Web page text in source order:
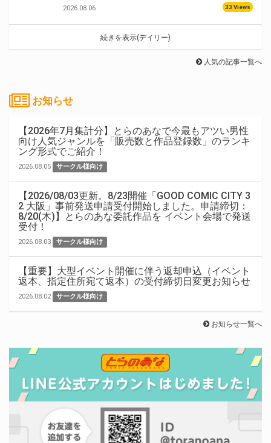
2026.08.06 33 Views
続きを表示(デイリー)
人気の記事一覧へ
お知らせ
【2026年7月集計分】とらのあなで今最もアツい男性
向け人気ジャンルを「販売数と作品登録数」のランキ
ング形式でご紹介！
2026.08.05 サークル様向け
【2026/08/03更新。8/23開催「GOOD COMIC CITY 3
2 大阪」事前発送申請受付開始しました。申請締切：
8/20(木)】とらのあな委託作品を イベント会場で発送
受付！
2026.08.03 サークル様向け
【重要】大型イベント開催に伴う返却申込（イベント
返本、指定住所宛て返本）の受付締切日変更お知らせ
2026.08.02 サークル様向け
お知らせ一覧へ